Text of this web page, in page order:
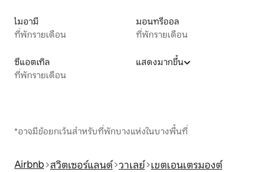
ไมอามี
ที่พักรายเดือน
มอนทรีออล
ที่พักรายเดือน
ซีแอตเทิล
ที่พักรายเดือน
แสดงมากขึ้น
*อาจมีข้อยกเว้นสำหรับที่พักบางแห่งในบางพื้นที่
Airbnb สวิตเซอร์แลนด์ วาเลย์ เขตเอนเตรมองต์